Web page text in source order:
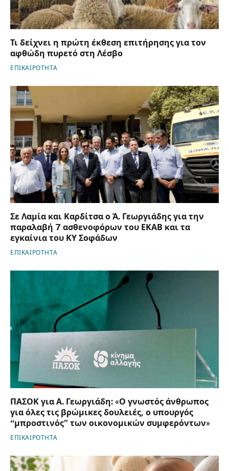
Τι δείχνει η πρώτη έκθεση επιτήρησης για τον
αφθώδη πυρετό στη Λέσβο
ΕΠΙΚΑΙΡΟΤΗΤΑ
Σε Λαμία και Καρδίτσα ο Ά. Γεωργιάδης για την
παραλαβή 7 ασθενοφόρων του ΕΚΑΒ και τα
εγκαίνια του ΚΥ Σοφάδων
ΕΠΙΚΑΙΡΟΤΗΤΑ
ΠΑΣΟΚ για Α. Γεωργιάδη: «Ο γνωστός άνθρωπος
για όλες τις βρώμικες δουλειές, ο υπουργός
“μπροστινός” των οικονομικών συμφερόντων»
ΕΠΙΚΑΙΡΟΤΗΤΑ